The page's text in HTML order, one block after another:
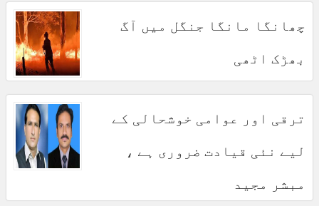
چھانگا مانگا جنگل میں آگ
بھڑک اٹھی
ترقی اور عوامی خوشحالی کے
لیے نئی قیادت ضروری ہے ،
مبشر مجید